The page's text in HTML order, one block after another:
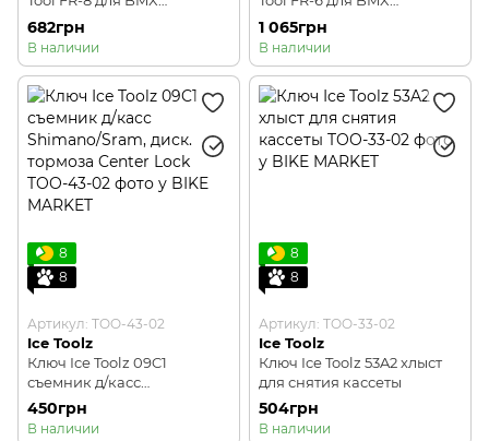
фривилов 30 x 1mm, 4
шлица (25мм)
682грн
В наличии
фривилов 1.37 x 24 TPI, 4
шлица (40мм)
1 065грн
В наличии
8
8
Артикул: TOO-43-02
Ice Toolz
Ключ Ice Toolz 09C1
съемник д/касс
Shimano/Sram, диск.
тормоза Center Lock
450грн
В наличии
8
8
Артикул: TOO-33-02
Ice Toolz
Ключ Ice Toolz 53A2 хлыст
для снятия кассеты
504грн
В наличии